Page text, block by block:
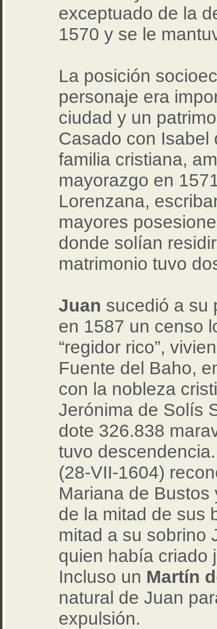
exceptuado de la
1570 y se le
La posición
personaje era
ciudad y un
Casado con Isabel
familia cristiana,
mayorazgo en
Lorenzana,
mayores
donde solían
matrimonio tuvo
Juan sucedió a su
en 1587 un censo
“regidor rico”,
Fuente del Baho,
con la nobleza
Jerónima de Solís
dote 326.838
tuvo
(28-VII-1604)
Mariana de
de la mitad de sus
mitad a su sobrino
quien había criado
Incluso un Martín
natural de Juan
expulsión.